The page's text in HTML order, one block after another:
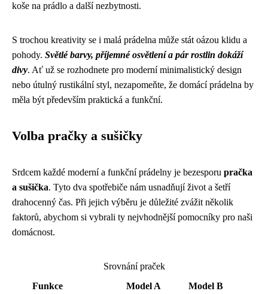
koše na prádlo a další nezbytnosti.
S trochou kreativity se i malá prádelna může stát oázou klidu a
pohody. Světlé barvy, příjemné osvětlení a pár rostlin dokáží
divy. Ať už se rozhodnete pro moderní minimalistický design
nebo útulný rustikální styl, nezapomeňte, že domácí prádelna by
měla být především praktická a funkční.
Volba pračky a sušičky
Srdcem každé moderní a funkční prádelny je bezesporu pračka
a sušička. Tyto dva spotřebiče nám usnadňují život a šetří
drahocenný čas. Při jejich výběru je důležité zvážit několik
faktorů, abychom si vybrali ty nejvhodnější pomocníky pro naši
domácnost.
Srovnání praček
Funkce
Model A Model B